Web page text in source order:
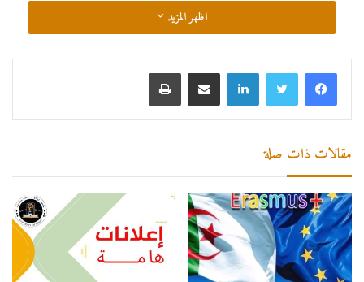
كتاب جماعي بعنوان إستدامة رأس المال الفكري – تحميل الكتاب
اظهر المزيد
لينكدإن مشاركة عبر البريد طباعة
مقالات ذات صلة